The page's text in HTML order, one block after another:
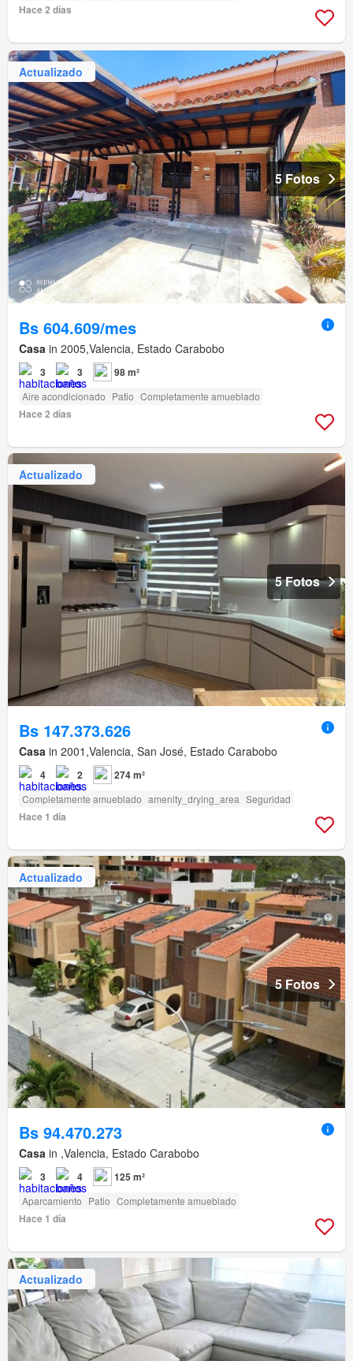
Hace 2 días
Actualizado
5 Fotos
Bs 604.609/mes
Casa in 2005,Valencia, Estado Carabobo
3 3 98 m²
Aire acondicionado Patio Completamente amueblado
Hace 2 días
Actualizado
5 Fotos
Bs 147.373.626
Casa in 2001,Valencia, San José, Estado Carabobo
4 2 274 m²
Completamente amueblado amenity_drying_area Seguridad
Hace 1 día
Actualizado
5 Fotos
Bs 94.470.273
Casa in ,Valencia, Estado Carabobo
3 4 125 m²
Aparcamiento Patio Completamente amueblado
Hace 1 día
Actualizado